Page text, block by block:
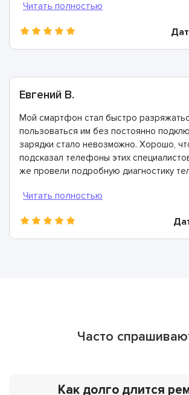
телефона. Почистили их всего за 20
Евгений В.
Мой смартфон стал быстро
пользоваться им без постоянно
зарядки стало невозможно. Хорошо,
подсказал телефоны этих
же провели подробную диагностику
ресурс аккумуляторе. Всего через 40
отлично!
Часто
Как долго длится